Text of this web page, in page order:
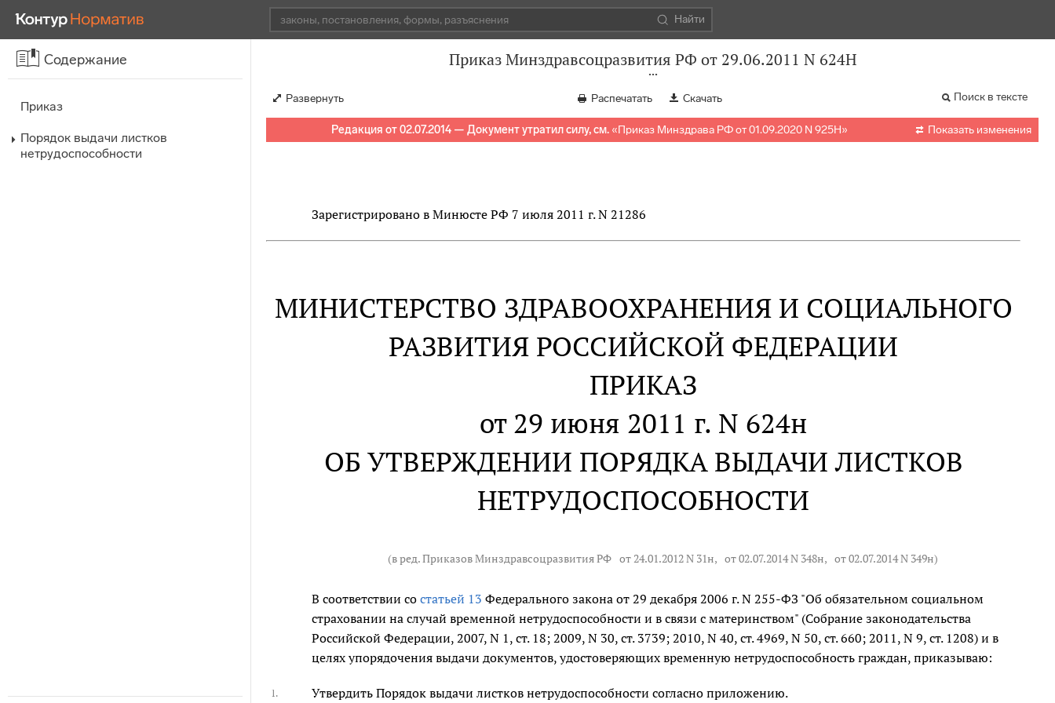
Найти
Содержание
Приказ
Порядок выдачи листков
нетрудоспособности
Приказ Минздравсоцразвития РФ от 29.06.2011 N 624Н
Развернуть Распечатать Скачать Поиск в тексте
Редакция от 02.07.2014 — Документ утратил силу, см.«Приказ Минздрава РФ от 01.09.2020 N 925Н»  Показать изменения
Зарегистрировано в Минюсте РФ 7 июля 2011 г. N 21286
МИНИСТЕРСТВО ЗДРАВООХРАНЕНИЯ И СОЦИАЛЬНОГО
РАЗВИТИЯ РОССИЙСКОЙ ФЕДЕРАЦИИ
ПРИКАЗ
от 29 июня 2011 г. N 624н
ОБ УТВЕРЖДЕНИИ ПОРЯДКА ВЫДАЧИ ЛИСТКОВ
НЕТРУДОСПОСОБНОСТИ
(в ред. Приказов Минздравсоцразвития РФ от 24.01.2012 N 31н, от 02.07.2014 N 348н, от 02.07.2014 N 349н)
В соответствии со статьей 13 Федерального закона от 29 декабря 2006 г. N 255-ФЗ "Об обязательном социальном
страховании на случай временной нетрудоспособности и в связи с материнством" (Собрание законодательства
Российской Федерации, 2007, N 1, ст. 18; 2009, N 30, ст. 3739; 2010, N 40, ст. 4969, N 50, ст. 660; 2011, N 9, ст. 1208) и в
целях упорядочения выдачи документов, удостоверяющих временную нетрудоспособность граждан, приказываю:
1. Утвердить Порядок выдачи листков нетрудоспособности согласно приложению.